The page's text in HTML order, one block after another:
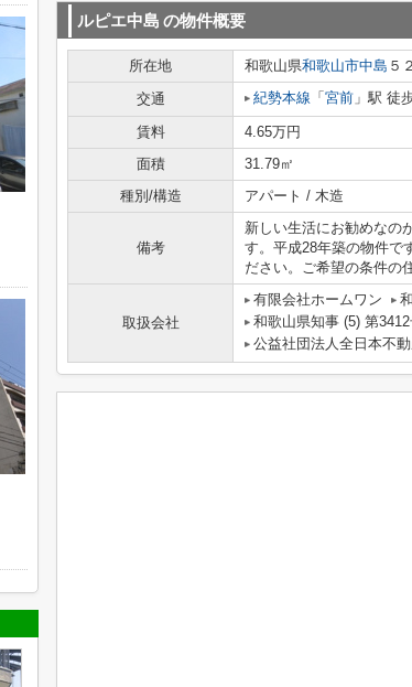
ルピエ中島 の物件概要
所在地 和歌山県和歌山市中島 ５
交通
紀勢本線 「 宮前 」駅 徒
賃料 4.65万円
面積
31.79㎡
種別/構造
アパート / 木造
備考
新しい生活にお勧めなの
す。平成28年築の物件で
ださい。ご希望の条件の
取扱会社
有限会社ホームワン
和歌山県知事 (5) 第
公益社団法人全日本不